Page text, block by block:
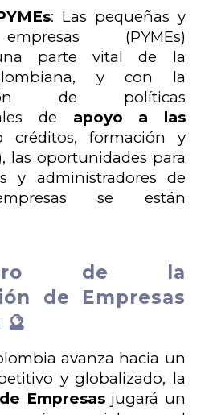
: Las pequeñas y
(PYMEs)
parte vital de la
y con la
de políticas
de apoyo a las
créditos, formación y
las oportunidades para
y administradores de
se están
de la
de Empresas
avanza hacia un
y globalizado, la
Empresasjugará un